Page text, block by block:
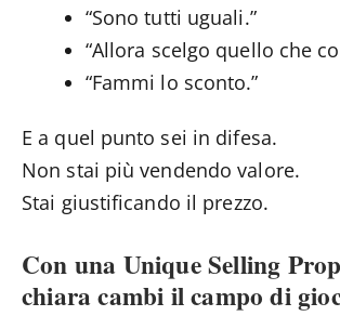
“Sono tutti uguali.”
“Allora scelgo quello che
“Fammi lo sconto.”
E a quel punto sei in difesa.
Non stai più vendendo valore.
Stai giustificando il prezzo.
Con una Unique Selling
chiara cambi il campo di